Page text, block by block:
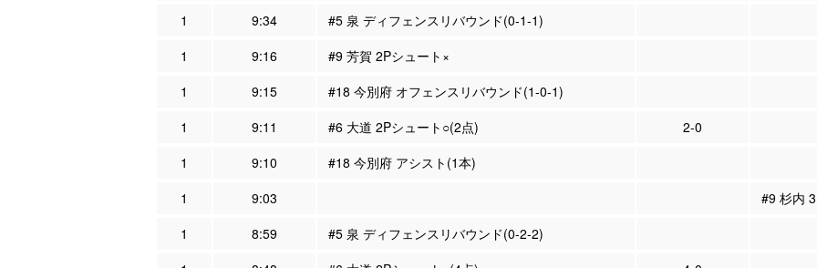
1
9:34
#5 泉 ディフェンスリバウンド(0-1-1)
1
9:16
#9 芳賀 2Pシュート×
1
9:15
#18 今別府 オフェンスリバウンド(1-0-1)
1
9:11 #6 大道 2Pシュート○(2点)
2-0
1
9:10
#18 今別府 アシスト(1本)
1
9:03
#9 杉内
1
8:59
#5 泉 ディフェンスリバウンド(0-2-2)